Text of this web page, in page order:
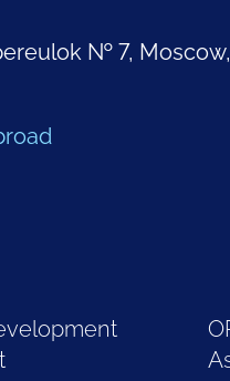
№ 7, Moscow,